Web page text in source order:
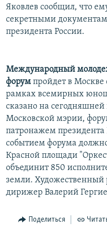
Яковлев сообщил, что
секретными
президента России.
Международный
форум пройдет в Москве
рамках всемирных
сказано на
Московской мэрии,
патронажем
событием форума
Красной площади
объединит 850
земли. Художественный
дирижер Валерий
Поделиться